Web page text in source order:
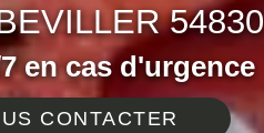
54830
en cas d'urgence
CONTACTER